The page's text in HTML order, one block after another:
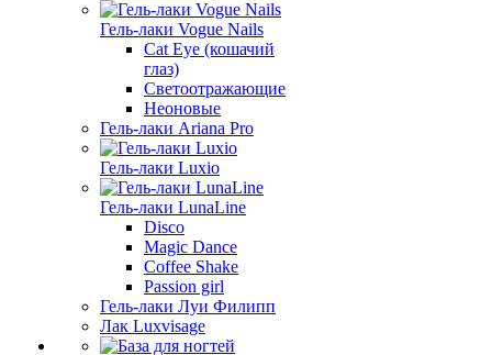
Гель-лаки Vogue Nails
Cat Eye (кошачий
глаз)
Светоотражающие
Неоновые
Гель-лаки Ariana Pro
Гель-лаки Luxio
Гель-лаки LunaLine
Disco
Magic Dance
Coffee Shake
Passion girl
Гель-лаки Луи Филипп
Лак Luxvisage